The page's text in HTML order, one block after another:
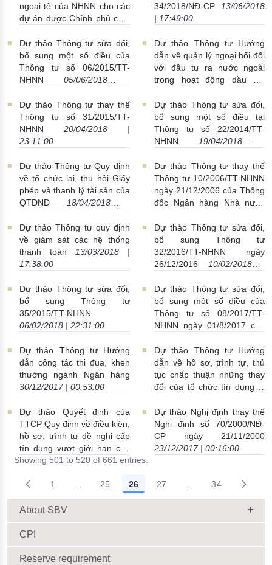
ngoại tệ của NHNN cho các
dự án được Chính phủ cam
chuyển đổi
14/06/2018 |
17:41:00
34/2018/NĐ-CP
13/06/2018
| 17:49:00
Dự thảo Thông tư sửa đổi,
bổ sung một số điều của
Thông tư số 06/2015/TT-
NHNN
05/06/2018 |
Dự thảo Thông tư Hướng
dẫn về quản lý ngoại hối đối
với đầu tư ra nước ngoài
trong hoạt động dầu khí
Dự thảo Thông tư thay thế
Thông tư số 31/2015/TT-
NHNN
20/04/2018 |
23:11:00
Dự thảo Thông tư sửa đổi,
bổ sung một số điều tại
Thông tư số 22/2014/TT-
NHNN
19/04/2018 |
Dự thảo Thông tư Quy định
về tổ chức lại, thu hồi Giấy
phép và thanh lý tài sản của
QTDND
18/04/2018 |
Dự thảo Thông tư thay thế
Thông tư 10/2006/TT-NHNN
ngày 21/12/2006 của Thống
đốc Ngân hàng Nhà nước
Dự thảo Thông tư quy định
về giám sát các hệ thống
thanh toán
13/03/2018 |
17:38:00
Dự thảo Thông tư sửa đổi,
bổ sung Thông tư
32/2016/TT-NHNN ngày
26/12/2016
10/02/2018 |
Dự thảo Thông tư sửa đổi,
bổ sung Thông tư
35/2015/TT-NHNN
06/02/2018 | 22:31:00
Dự thảo Thông tư sửa đổi,
bổ sung một số điều của
Thông tư số 08/2017/TT-
NHNN ngày 01/8/2017 của
về trình tự, thủ tục giám sát
ngân hàng
02/01/2018 |
21:49:00
Dự thảo Thông tư Hướng
dẫn công tác thi đua, khen
thưởng ngành Ngân hàng
30/12/2017 | 00:53:00
Dự thảo Thông tư Hướng
dẫn về hồ sơ, trình tự, thủ
tục chấp thuận những thay
đổi của tổ chức tín dụng là
00:28:00
Dự thảo Quyết định của
TTCP Quy định về điều kiện,
hồ sơ, trình tự đề nghị cấp
tín dụng vượt giới hạn của
TCTD, chi nhánh ngân hàng
16:47:00
Dự thảo Nghị định thay thế
Nghị định số 70/2000/NĐ-
CP ngày 21/11/2000
23/12/2017 | 00:16:00
Showing 501 to 520 of 661 entries.
1 Intermediate Pages Use TAB to navigate.
25 26 27 Intermediate Pages
34
About SBV
CPI
Reserve requirement